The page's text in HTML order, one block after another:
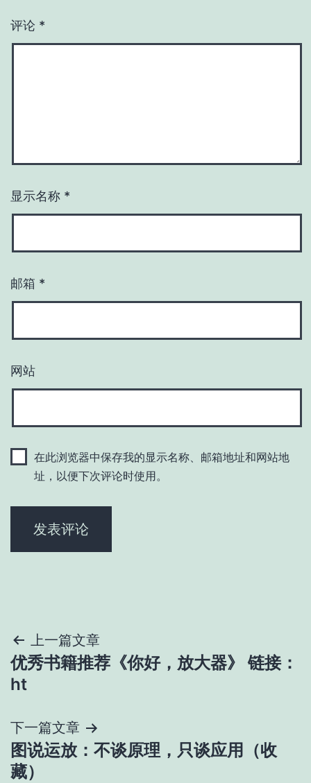
评论 *
显示名称 *
邮箱 *
网站
在此浏览器中保存我的显示名称、邮箱地址和网站地
址，以便下次评论时使用。
文
章
航
上一篇文章
优秀书籍推荐《你好，放大器》 链接：
ht
下一篇文章
图说运放：不谈原理，只谈应用（收
藏）